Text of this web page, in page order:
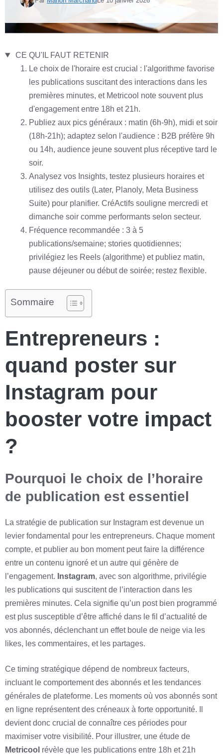
CE QU'IL FAUT RETENIR
Le choix de l'horaire est crucial : l'algorithme favorise
les publications suscitant des interactions dans les
premières minutes, et Metricool note souvent plus
d'engagement entre 18h et 21h.
Publiez aux pics généraux : matin (6h-9h), midi et soir
(18h-21h); adaptez selon l'audience : B2B préfère 9h
ou 14h, audience jeune souvent plus réceptive tard le
soir.
Analysez vos Insights, testez plusieurs horaires et
utilisez des outils (Later, Planoly, Meta Business
Suite) pour planifier. CréActifs souligne mercredi et
dimanche soir comme performants selon secteur.
Fréquence recommandée : 3 à 5
publications/semaine; stories quotidiennes;
privilégiez les Reels (algorithme) et publiez matin,
pause déjeuner ou début de soirée; restez flexible.
Sommaire
Entrepreneurs :
quand poster sur
Instagram pour
booster votre impact
?
Pourquoi le choix de l’horaire
de publication est essentiel
La stratégie de publication sur Instagram est devenue un
levier fondamental pour les entrepreneurs. Chaque moment
compte, et publier au bon moment peut faire la différence
entre un contenu ignoré et un autre qui génère de
l’engagement. Instagram, avec son algorithme, privilégie
les publications qui suscitent de l’interaction dans les
premières minutes. Cela signifie qu’un post bien programmé
est plus susceptible d’être affiché dans le fil d’actualité de
vos abonnés, déclenchant un effet boule de neige via les
likes, les commentaires, et les partages.
Ce timing stratégique dépend de nombreux facteurs,
incluant le comportement des abonnés et les tendances
générales de plateforme. Les moments où vos abonnés sont
en ligne représentent des créneaux à forte opportunité. Il
devient donc crucial de connaître ces périodes pour
maximiser votre visibilité. Pour illustrer, une étude de
Metricool révèle que les publications entre 18h et 21h